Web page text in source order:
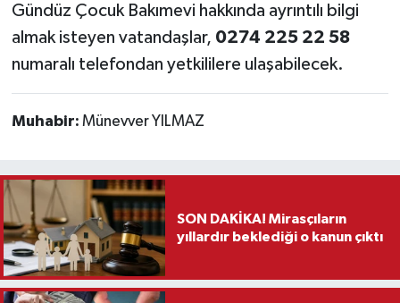
Gündüz Çocuk Bakımevi hakkında ayrıntılı bilgi
almak isteyen vatandaşlar, 0274 225 22 58
numaralı telefondan yetkililere ulaşabilecek.
Muhabir: Münevver YILMAZ
SON DAKİKA! Mirasçıların
yıllardır beklediği o kanun çıktı